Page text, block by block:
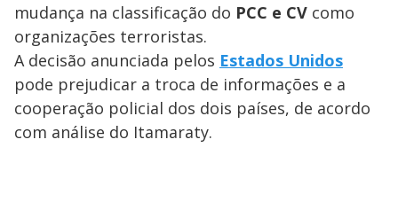
mudança na classificação do PCC e CV como
organizações terroristas.
A decisão anunciada pelos Estados Unidos
pode prejudicar a troca de informações e a
cooperação policial dos dois países, de acordo
com análise do Itamaraty.